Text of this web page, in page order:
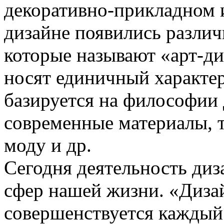
декоративно-прикладном
дизайне появились
которые называют «арт-
носят единичный
базируется на
современные материалы,
моду и др.
Сегодня деятельность
сфер нашей жизни.
совершенствуется